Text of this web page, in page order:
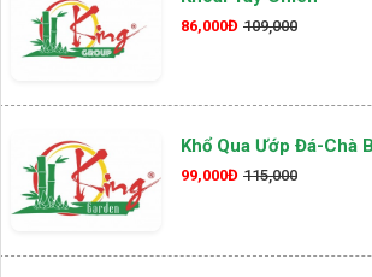
86,000Đ 109,000
Khổ Qua Ướp Đá-Chà
99,000Đ 115,000